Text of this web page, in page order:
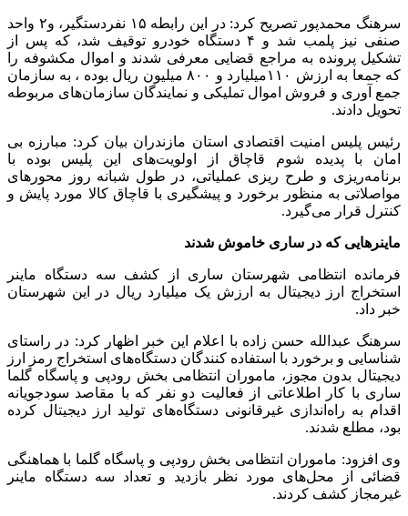
سرهنگ محمدپور تصریح کرد: در این رابطه ۱۵ نفردستگیر، و۲ واحد
صنفی نیز پلمب شد و ۴ دستگاه خودرو توقیف شد، که پس از
تشکیل پرونده به مراجع قضایی معرفی شدند و اموال مکشوفه را
که جمعا به ارزش ۱۱۰میلیارد و ۸۰۰ میلیون ریال بوده ، به سازمان
جمع آوری و فروش اموال تملیکی و نمایندگان سازمان‌های مربوطه
تحویل دادند.
رئیس پلیس امنیت اقتصادی استان مازندران بیان کرد: مبارزه بی
امان با پدیده شوم قاچاق از اولویت‌های این پلیس بوده با
برنامه‌ریزی و طرح ریزی عملیاتی، در طول شبانه‌ روز محورهای
مواصلاتی به منظور برخورد و پیشگیری با قاچاق کالا مورد پایش و
کنترل قرار می‌گیرد.
ماینرهایی که در ساری خاموش شدند
فرمانده انتظامی شهرستان ساری از کشف سه دستگاه ماینر
استخراج ارز دیجیتال به ارزش یک میلیارد ریال در این شهرستان
خبر داد.
سرهنگ عبدالله حسن زاده با اعلام این خبر اظهار کرد: در راستای
شناسایی و برخورد با استفاده کنندگان دستگاه‌های استخراج رمز ارز
دیجیتال بدون مجوز، ماموران انتظامی بخش رودپی و پاسگاه گلما
ساری با کار اطلاعاتی از فعالیت دو نفر که با مقاصد سودجویانه
اقدام به راه‌اندازی غیرقانونی دستگاه‌های تولید ارز دیجیتال کرده
بود، مطلع شدند.
وی افزود: ماموران انتظامی بخش رودپی و پاسگاه گلما با هماهنگی
قضائی از محل‌های مورد نظر بازدید و تعداد سه دستگاه ماینر
غیرمجاز کشف کردند.